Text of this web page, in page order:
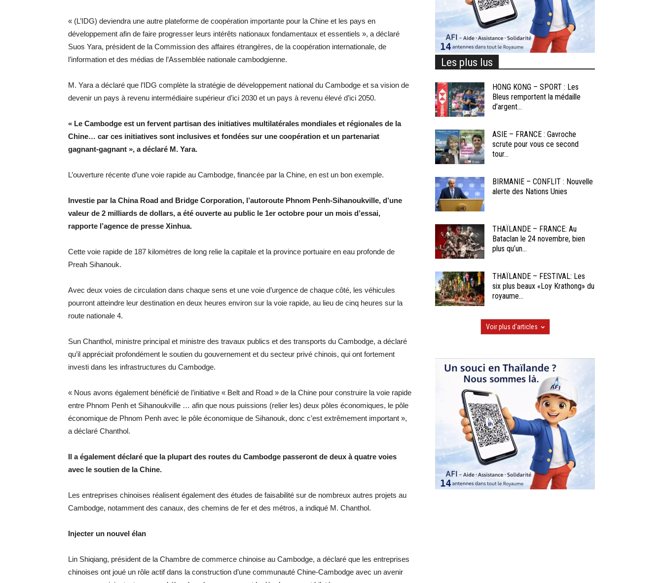
« (L’IDG) deviendra une autre plateforme de coopération importante pour la Chine et les pays en
développement afin de faire progresser leurs intérêts nationaux fondamentaux et essentiels », a déclaré
Suos Yara, président de la Commission des affaires étrangères, de la coopération internationale, de
l’information et des médias de l’Assemblée nationale cambodgienne.
M. Yara a déclaré que l’IDG complète la stratégie de développement national du Cambodge et sa vision de
devenir un pays à revenu intermédiaire supérieur d’ici 2030 et un pays à revenu élevé d’ici 2050.
« Le Cambodge est un fervent partisan des initiatives multilatérales mondiales et régionales de la
Chine… car ces initiatives sont inclusives et fondées sur une coopération et un partenariat
gagnant-gagnant », a déclaré M. Yara.
L’ouverture récente d’une voie rapide au Cambodge, financée par la Chine, en est un bon exemple.
Investie par la China Road and Bridge Corporation, l’autoroute Phnom Penh-Sihanoukville, d’une
valeur de 2 milliards de dollars, a été ouverte au public le 1er octobre pour un mois d’essai,
rapporte l’agence de presse Xinhua.
Cette voie rapide de 187 kilomètres de long relie la capitale et la province portuaire en eau profonde de
Preah Sihanouk.
Avec deux voies de circulation dans chaque sens et une voie d’urgence de chaque côté, les véhicules
pourront atteindre leur destination en deux heures environ sur la voie rapide, au lieu de cinq heures sur la
route nationale 4.
Sun Chanthol, ministre principal et ministre des travaux publics et des transports du Cambodge, a déclaré
qu’il appréciait profondément le soutien du gouvernement et du secteur privé chinois, qui ont fortement
investi dans les infrastructures du Cambodge.
« Nous avons également bénéficié de l’initiative « Belt and Road » de la Chine pour construire la voie rapide
entre Phnom Penh et Sihanoukville … afin que nous puissions (relier les) deux pôles économiques, le pôle
économique de Phnom Penh avec le pôle économique de Sihanouk, donc c’est extrêmement important »,
a déclaré Chanthol.
Il a également déclaré que la plupart des routes du Cambodge passeront de deux à quatre voies
avec le soutien de la Chine.
Les entreprises chinoises réalisent également des études de faisabilité sur de nombreux autres projets au
Cambodge, notamment des canaux, des chemins de fer et des métros, a indiqué M. Chanthol.
Injecter un nouvel élan
Lin Shiqiang, président de la Chambre de commerce chinoise au Cambodge, a déclaré que les entreprises
chinoises ont joué un rôle actif dans la construction d’une communauté Chine-Cambodge avec un avenir
Les plus lus
HONG KONG – SPORT : Les
Bleus remportent la médaille
d’argent...
ASIE – FRANCE : Gavroche
scrute pour vous ce second
tour...
BIRMANIE – CONFLIT : Nouvelle
alerte des Nations Unies
THAÏLANDE – FRANCE: Au
Bataclan le 24 novembre, bien
plus qu’un...
THAÏLANDE – FESTIVAL: Les
six plus beaux «Loy Krathong» du
royaume...
Voir plus d'articles